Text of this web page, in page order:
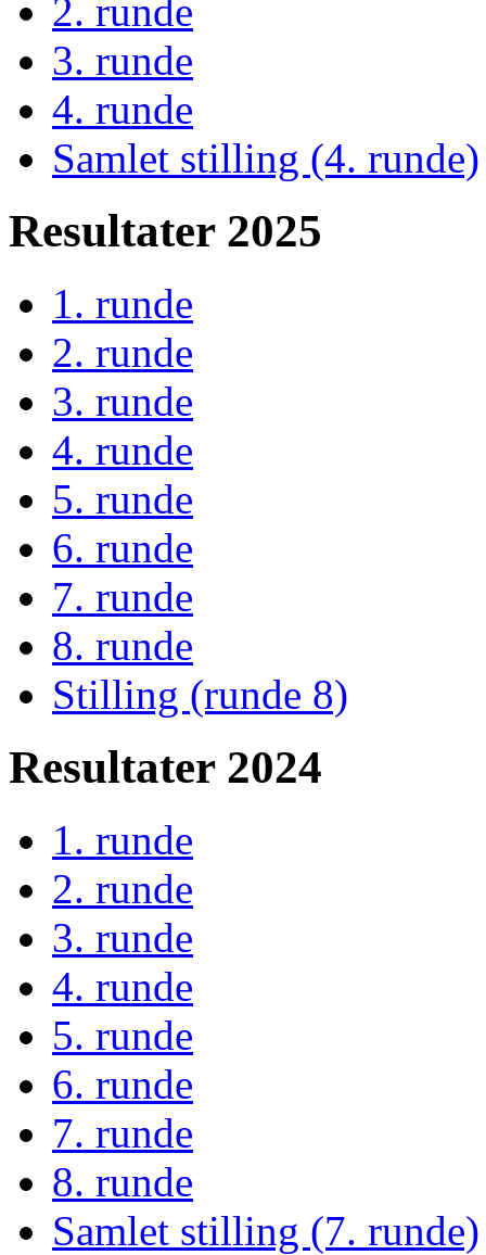
2. runde
3. runde
4. runde
Samlet stilling (4. runde)
Resultater 2025
1. runde
2. runde
3. runde
4. runde
5. runde
6. runde
7. runde
8. runde
Stilling (runde 8)
Resultater 2024
1. runde
2. runde
3. runde
4. runde
5. runde
6. runde
7. runde
8. runde
Samlet stilling (7. runde)